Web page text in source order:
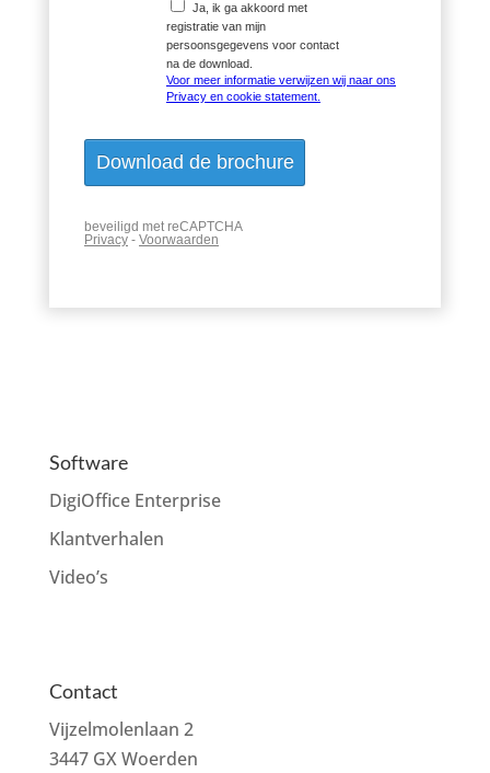
Software
DigiOffice Enterprise
Klantverhalen
Video’s
Contact
Vijzelmolenlaan 2
3447 GX Woerden